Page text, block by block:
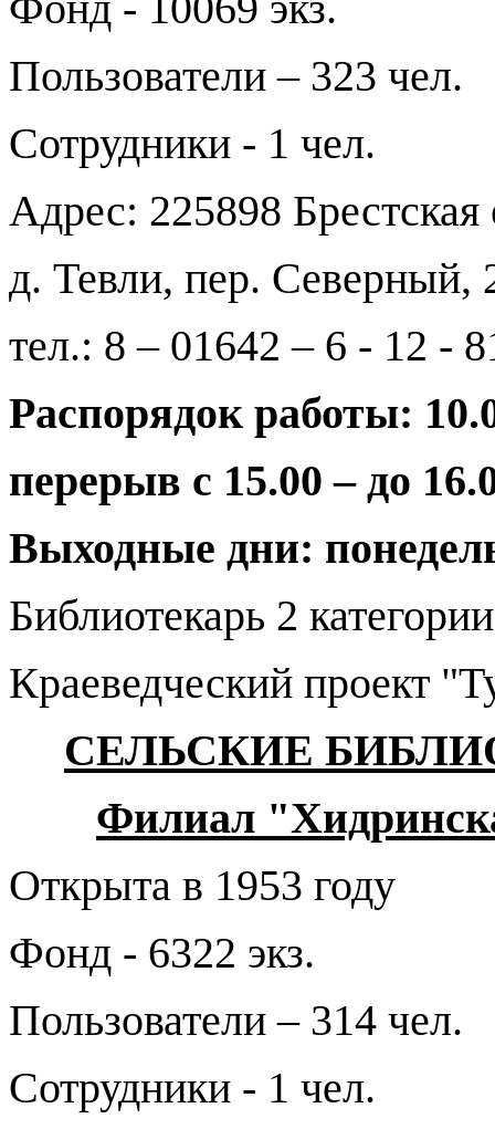
Пользователи – 323 чел.
Сотрудники - 1 чел.
Адрес: 225898
д. Тевли, пер. Северный,
тел.: 8 – 01642 – 6 - 12 -
Распорядок работы:
перерыв с 15.00 – до
Выходные дни:
Библиотекарь 2
Краеведческий проект
СЕЛЬСКИЕ
Филиал
Открыта в 1953 году
Фонд - 6322 экз.
Пользователи – 314 чел.
Сотрудники - 1 чел.